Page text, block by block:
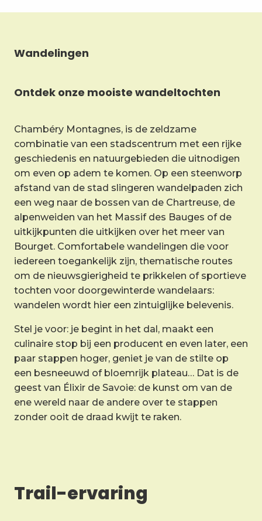
Wandelingen
Ontdek onze mooiste wandeltochten
Chambéry Montagnes, is de zeldzame
combinatie van een stadscentrum met een rijke
geschiedenis en natuurgebieden die uitnodigen
om even op adem te komen. Op een steenworp
afstand van de stad slingeren wandelpaden zich
een weg naar de bossen van de Chartreuse, de
alpenweiden van het Massif des Bauges of de
uitkijkpunten die uitkijken over het meer van
Bourget. Comfortabele wandelingen die voor
iedereen toegankelijk zijn, thematische routes
om de nieuwsgierigheid te prikkelen of sportieve
tochten voor doorgewinterde wandelaars:
wandelen wordt hier een zintuiglijke belevenis.
Stel je voor: je begint in het dal, maakt een
culinaire stop bij een producent en even later, een
paar stappen hoger, geniet je van de stilte op
een besneeuwd of bloemrijk plateau… Dat is de
geest van Élixir de Savoie: de kunst om van de
ene wereld naar de andere over te stappen
zonder ooit de draad kwijt te raken.
Trail-ervaring